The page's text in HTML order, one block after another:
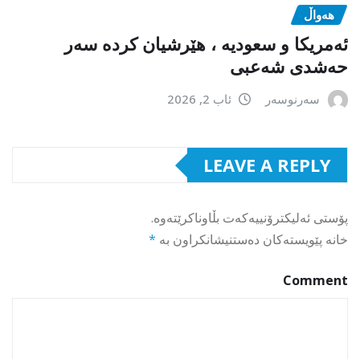
هەواڵ
ئەمریکا و سعودیە ، هێرشیان کردە سەر
حەشدی شەعبی
سەرنوسەر ئاب 2, 2026
LEAVE A REPLY
پۆستی ئەلیکترۆنییەکەت بڵاوناکرێتەوە.
خانە پێویستەکان دەستنیشانکراون بە *
Comment